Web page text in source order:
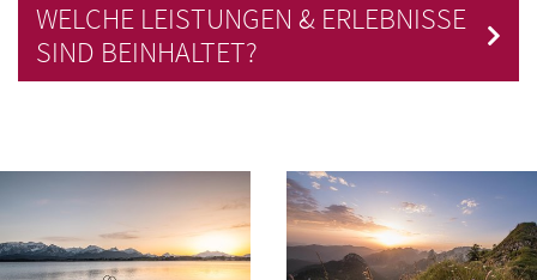
WELCHE LEISTUNGEN & ERLEBNISSE
SIND BEINHALTET?